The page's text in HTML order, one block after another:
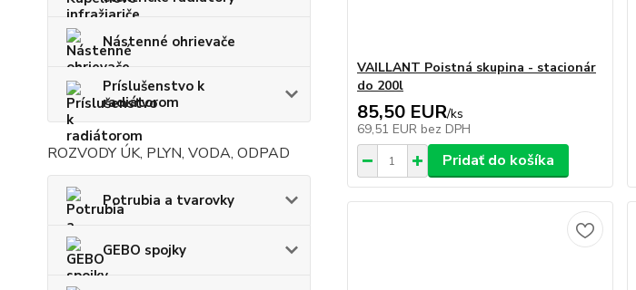
Nástenné ohrievače
Príslušenstvo k
radiátorom
ROZVODY ÚK, PLYN, VODA, ODPAD
Potrubia a tvarovky
GEBO spojky
VAILLANT Poistná skupina - stacionár
do 200l
85,50 EUR/ks
69,51 EUR bez DPH
Pridať do košíka